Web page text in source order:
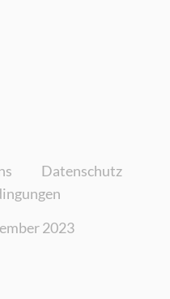
Datenschutz
2023